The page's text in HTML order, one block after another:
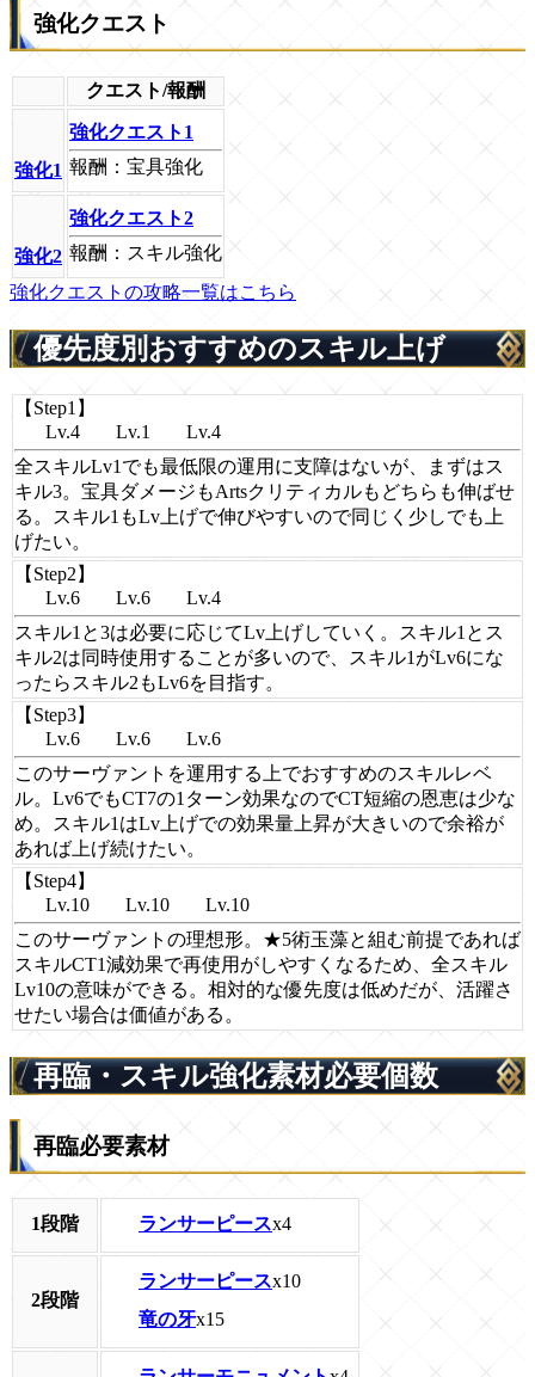
強化クエスト
クエスト/報酬
強化1
強化クエスト1
報酬：宝具強化
強化2
強化クエスト2
報酬：スキル強化
強化クエストの攻略一覧はこちら
優先度別おすすめのスキル上げ
【Step1】
Lv.4
Lv.1
Lv.4
全スキルLv1でも最低限の運用に支障はないが、まずはス
キル3。宝具ダメージもArtsクリティカルもどちらも伸ばせ
る。スキル1もLv上げで伸びやすいので同じく少しでも上
げたい。
【Step2】
Lv.6
Lv.6
Lv.4
スキル1と3は必要に応じてLv上げしていく。スキル1とス
キル2は同時使用することが多いので、スキル1がLv6にな
ったらスキル2もLv6を目指す。
【Step3】
Lv.6
Lv.6
Lv.6
このサーヴァントを運用する上でおすすめのスキルレベ
ル。Lv6でもCT7の1ターン効果なのでCT短縮の恩恵は少な
め。スキル1はLv上げでの効果量上昇が大きいので余裕が
あれば上げ続けたい。
【Step4】
Lv.10
Lv.10
Lv.10
このサーヴァントの理想形。★5術玉藻と組む前提であれば
スキルCT1減効果で再使用がしやすくなるため、全スキル
Lv10の意味ができる。相対的な優先度は低めだが、活躍さ
せたい場合は価値がある。
再臨・スキル強化素材必要個数
再臨必要素材
1段階 ランサーピースx4
2段階
ランサーピースx10
竜の牙x15